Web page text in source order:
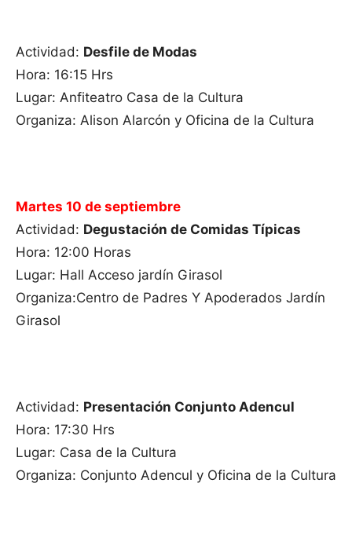
Actividad: Desfile de Modas
Hora: 16:15 Hrs
Lugar: Anfiteatro Casa de la Cultura
Organiza: Alison Alarcón y Oficina de la Cultura
Martes 10 de septiembre
Actividad: Degustación de Comidas Típicas
Hora: 12:00 Horas
Lugar: Hall Acceso jardín Girasol
Organiza:Centro de Padres Y Apoderados Jardín
Girasol
Actividad: Presentación Conjunto Adencul
Hora: 17:30 Hrs
Lugar: Casa de la Cultura
Organiza: Conjunto Adencul y Oficina de la Cultura